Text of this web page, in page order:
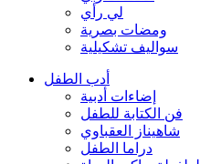
لي رأي
ومضات بصرية
سواليف تشكيلية
أدب الطفل
إضاءات أدبية
فن الكتابة للطفل
شاهيناز العقباوي
دراما الطفل